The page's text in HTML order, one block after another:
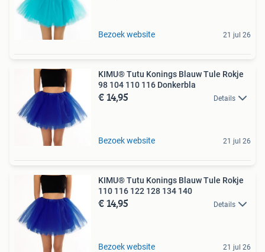
Bezoek website 21 jul 26
KIMU® Tutu Konings Blauw Tule Rokje
98 104 110 116 Donkerbla
€ 14,95 Details
Bezoek website 21 jul 26
KIMU® Tutu Konings Blauw Tule Rokje
110 116 122 128 134 140
€ 14,95 Details
Bezoek website 21 jul 26